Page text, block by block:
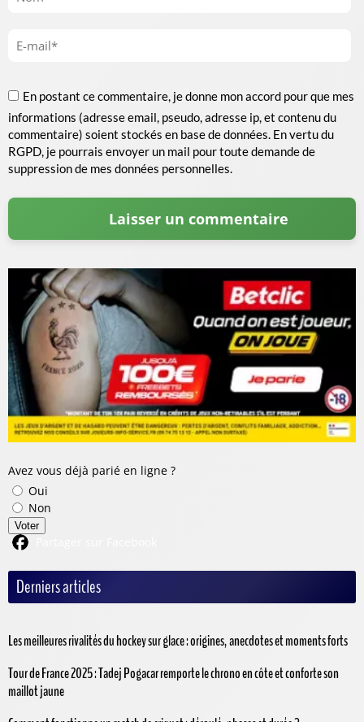
En postant ce commentaire, je donne mon accord pour que mes
informations (adresse email, pseudo, adresse ip, et contenu du
commentaire) soient stockés en base de données. En vertu du
RGPD, je pourrais envoyer un mail pour toute demande de
suppression de mes données personnelles.
Avez vous déjà parié en ligne ?
Oui
Non
Voter
Derniers articles
Les meilleures rivalités du hockey sur glace : origines, anecdotes et moments forts
Tour de France 2025 : Tadej Pogacar remporte le chrono en côte et conforte son
maillot jaune